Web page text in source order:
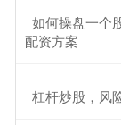
如何操盘一个
配资方案
杠杆炒股，风